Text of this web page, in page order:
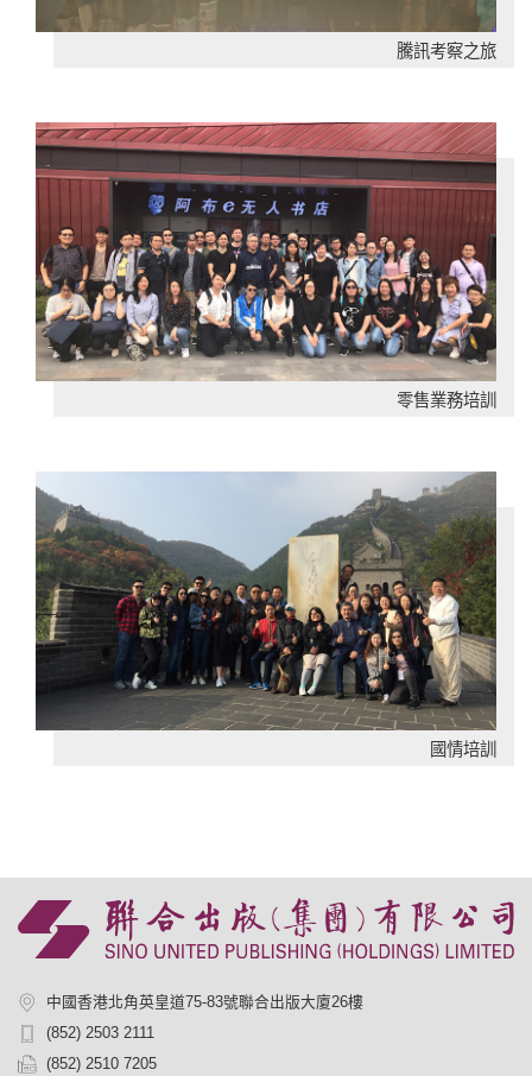
騰訊考察之旅
零售業務培訓
國情培訓
中國香港北角英皇道75-83號聯合出版大廈26樓
(852) 2503 2111
(852) 2510 7205